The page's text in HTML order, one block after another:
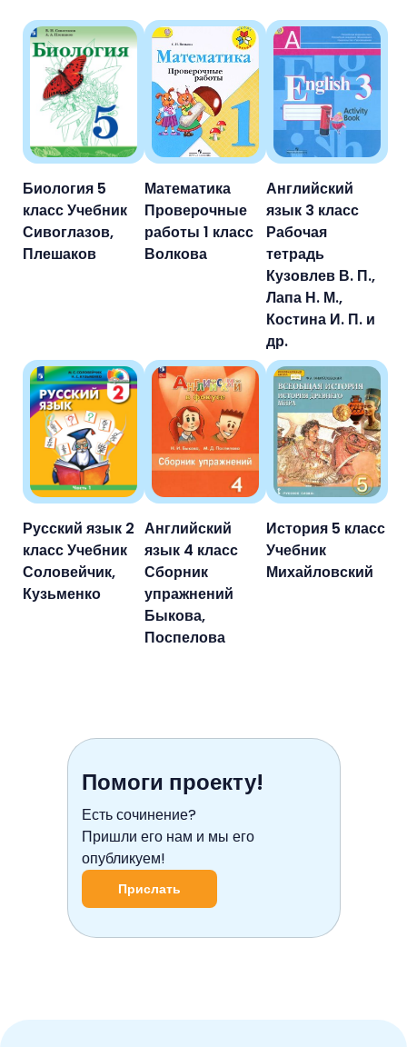
Биология 5
класс Учебник
Сивоглазов,
Плешаков
Математика
Проверочные
работы 1 класс
Волкова
Английский
язык 3 класс
Рабочая
тетрадь
Кузовлев В. П.,
Лапа Н. М.,
Костина И. П. и
др.
Русский язык 2
класс Учебник
Соловейчик,
Кузьменко
Английский
язык 4 класс
Сборник
упражнений
Быкова,
Поспелова
История 5 класс
Учебник
Михайловский
Помоги проекту!
Есть сочинение?
Пришли его нам и мы его
опубликуем!
Прислать